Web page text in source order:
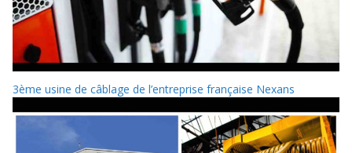
3ème usine de câblage de l’entreprise française Nexans